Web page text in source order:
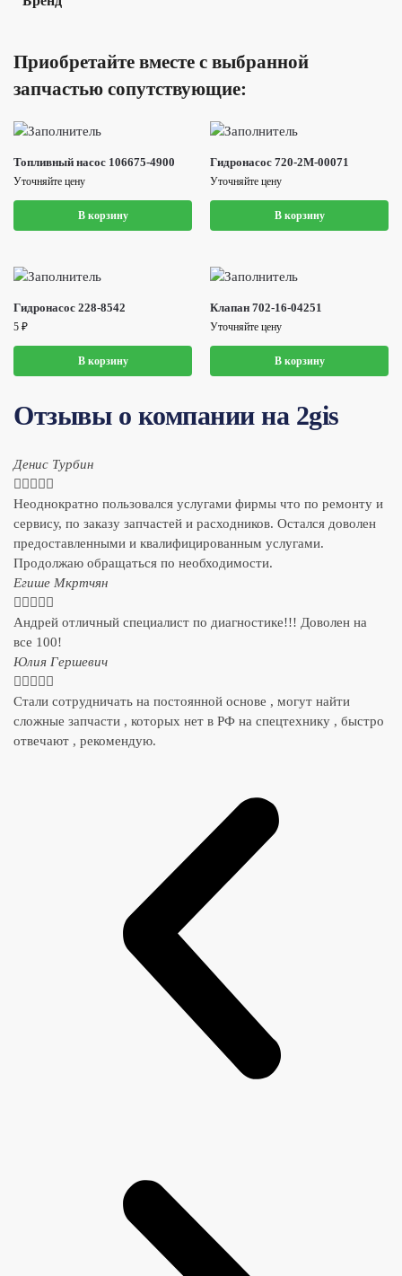
Приобретайте вместе с выбранной
запчастью сопутствующие:
Топливный насос 106675-4900
Уточняйте цену
В корзину
Гидронасос 720-2M-00071
Уточняйте цену
В корзину
Гидронасос 228-8542
5 ₽
В корзину
Клапан 702-16-04251
Уточняйте цену
В корзину
Отзывы о компании на 2gis
Денис Турбин
    
Неоднократно пользовался услугами фирмы что по ремонту и
сервису, по заказу запчастей и расходников. Остался доволен
предоставленными и квалифицированным услугами.
Продолжаю обращаться по необходимости.
​Егише Мкртчян
    
Андрей отличный специалист по диагностике!!! Доволен на
все 100!
​Юлия Гершевич
    
Стали сотрудничать на постоянной основе , могут найти
сложные запчасти , которых нет в РФ на спецтехнику , быстро
отвечают , рекомендую.